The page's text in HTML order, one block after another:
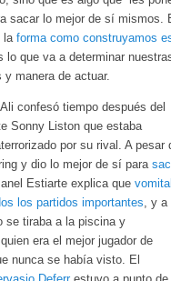
sacar lo mejor de sí mismos.
laforma como construyamos
lo que va a determinar
y manera de actuar.
confesó tiempo después del
Sonny Liston que estaba
por su rival. A pesar
y dio lo mejor de sí para
Estiarte explica que
los partidos importantes, y a
se tiraba a la piscina y
era el mejor jugador de
nunca se había visto. El